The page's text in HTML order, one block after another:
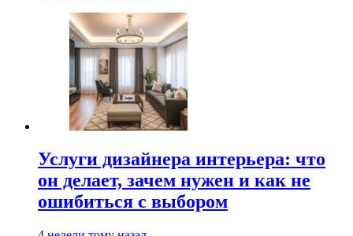
Услуги дизайнера интерьера: что
он делает, зачем нужен и как не
ошибиться с выбором